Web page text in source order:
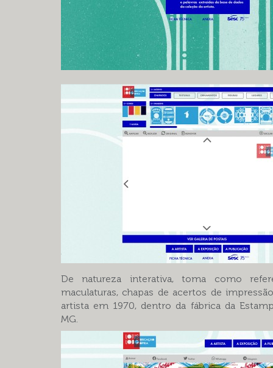
De natureza interativa, toma como
maculaturas, chapas de acertos de
artista em 1970, dentro da fábrica da
MG.